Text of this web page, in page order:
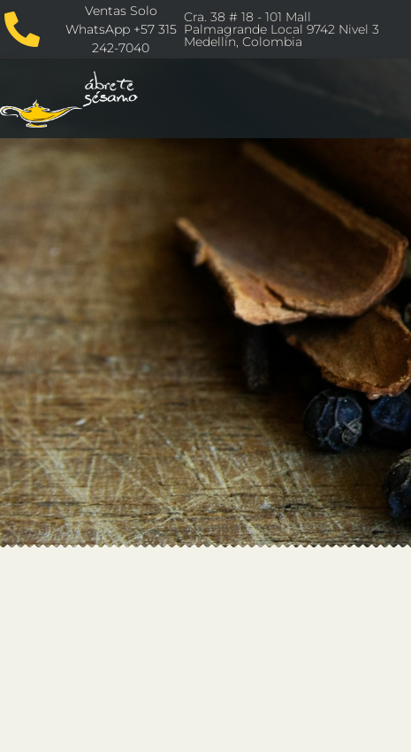
Ventas Solo
WhatsApp +57 315
242-7040
Cra. 38 # 18 - 101 Mall
Palmagrande Local 9742 Nivel 3
Medellín, Colombia